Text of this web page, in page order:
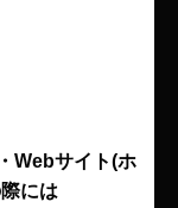
Webサイト(ホ
には